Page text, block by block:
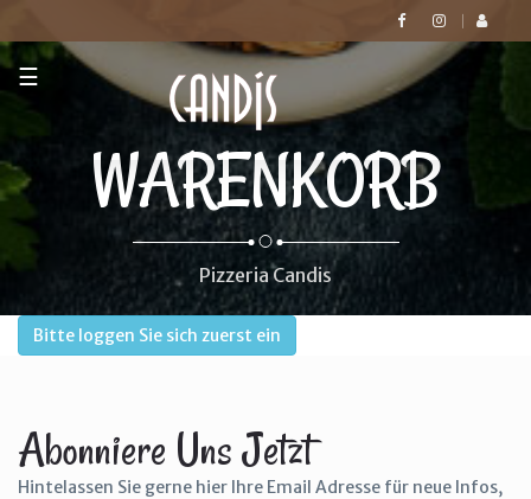
☰
WARENKORB
Pizzeria Candis
Bitte loggen Sie sich zuerst ein
Abonniere Uns Jetzt
Hintelassen Sie gerne hier Ihre Email Adresse für neue Infos,